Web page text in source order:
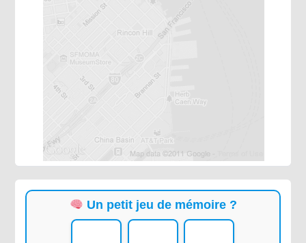
Un petit jeu de mémoire ?